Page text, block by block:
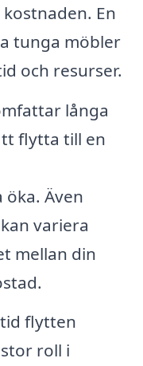
En
tunga möbler
och resurser.
långa
flytta till en
Även
variera
mellan din
flytten
roll i